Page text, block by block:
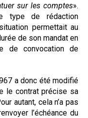
sur les comptes».
type de rédaction
permettait au
de son mandat en
de convocation de
a donc été modifié
le contrat précise sa
autant, cela n’a pas
l’échéance du